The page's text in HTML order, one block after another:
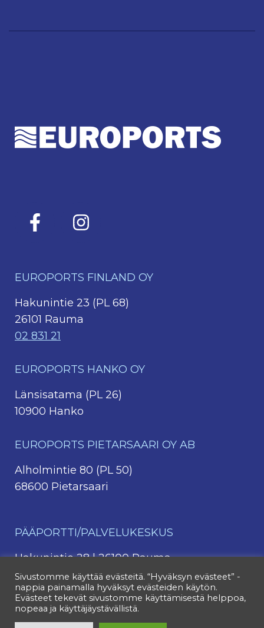
EUROPORTS FINLAND OY
Hakunintie 23 (PL 68)
26101 Rauma
02 831 21
EUROPORTS HANKO OY
Länsisatama (PL 26)
10900 Hanko
EUROPORTS PIETARSAARI OY AB
Alholmintie 80 (PL 50)
68600 Pietarsaari
PÄÄPORTTI/PALVELUKESKUS
Hakunintie 28 | 26100 Rauma
044 4213 331
044 4213 382(kontit)
Sivustomme käyttää evästeitä. “Hyväksyn evästeet” -
nappia painamalla hyväksyt evästeiden käytön.
Evästeet tekevät sivustomme käyttämisestä helppoa,
nopeaa ja käyttäjäystävällistä.